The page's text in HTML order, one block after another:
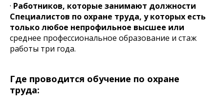
· Работников, которые занимают должности
Специалистов по охране труда, у которых есть
только любое непрофильное высшее или
среднее профессиональное образование и стаж
работы три года.
Где проводится обучение по охране
труда: